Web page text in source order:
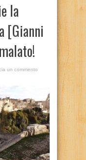
la
[Gianni
un commento